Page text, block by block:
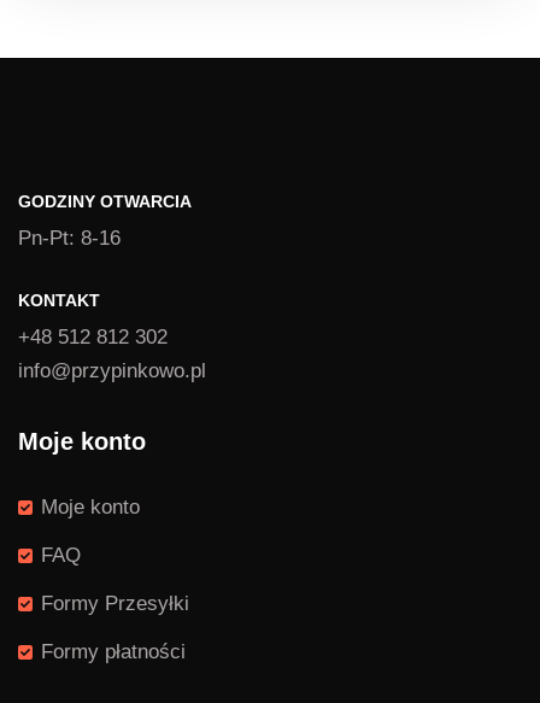
GODZINY OTWARCIA
Pn-Pt: 8-16
KONTAKT
+48 512 812 302
info@przypinkowo.pl
Moje konto
Moje konto
FAQ
Formy Przesyłki
Formy płatności